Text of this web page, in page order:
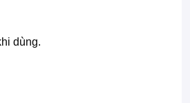
dùng.